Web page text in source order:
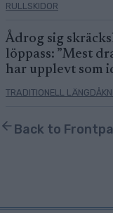
RULLSKIDOR
Ådrog sig
löppass: ”Mest
har upplevt som
TRADITIONELL
Back to